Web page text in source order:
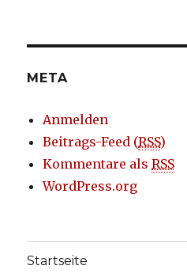
META
Anmelden
Beitrags-Feed (RSS)
Kommentare alsRSS
WordPress.org
Startseite